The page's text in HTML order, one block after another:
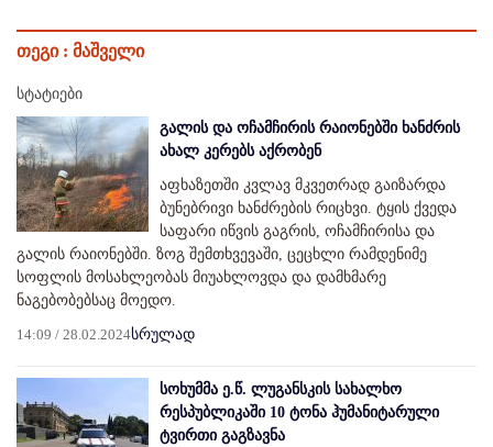
თეგი : მაშველი
სტატიები
გალის და ოჩამჩირის რაიონებში ხანძრის
ახალ კერებს აქრობენ
აფხაზეთში კვლავ მკვეთრად გაიზარდა
ბუნებრივი ხანძრების რიცხვი. ტყის ქვედა
საფარი იწვის გაგრის, ოჩამჩირისა და
გალის რაიონებში. ზოგ შემთხვევაში, ცეცხლი რამდენიმე
სოფლის მოსახლეობას მიუახლოვდა და დამხმარე
ნაგებობებსაც მოედო.
14:09 / 28.02.2024სრულად
სოხუმმა ე.წ. ლუგანსკის სახალხო
რესპუბლიკაში 10 ტონა ჰუმანიტარული
ტვირთი გაგზავნა